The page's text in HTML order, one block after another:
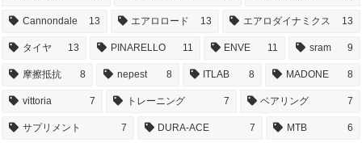
Cannondale 13 エアロロード 13 エアロダイナミクス 13
タイヤ 13 PINARELLO 11 ENVE 11 sram 9
摩擦抵抗 8 nepest 8 ITLAB 8 MADONE 8
vittoria 7 トレーニング 7 ベアリング 7
サプリメント 7 DURA-ACE 7 MTB 6